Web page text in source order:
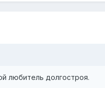
любитель долгостроя.